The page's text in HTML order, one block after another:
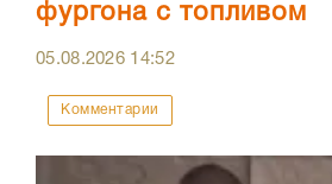
фургона с топливом
05.08.2026 14:52
Комментарии